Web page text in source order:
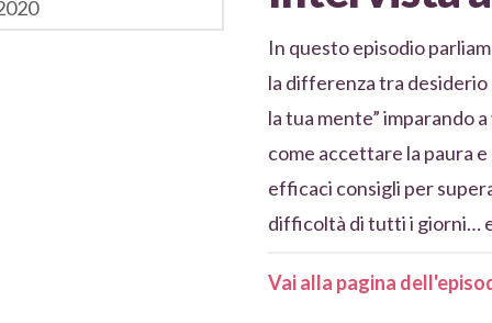
In questo episodio
la differenza tra
la tua mente” imparando
come accettare la paura
efficaci consigli per
difficoltà di tutti i giorni…
Vai alla pagina